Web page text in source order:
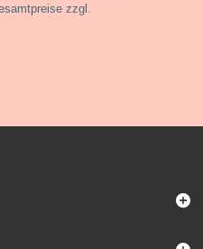
zzgl.